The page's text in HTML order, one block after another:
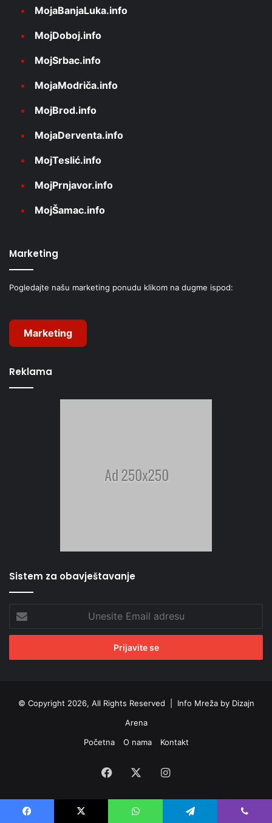
MojaBanjaLuka.info
MojDoboj.info
MojSrbac.info
MojaModriča.info
MojBrod.info
MojaDerventa.info
MojTeslić.info
MojPrnjavor.info
MojŠamac.info
Marketing
Pogledajte našu marketing ponudu klikom na dugme ispod:
Marketing
Reklama
Sistem za obavještavanje
Email
adresu
© Copyright 2026, All Rights Reserved | Info Mreža by Dizajn
Arena
Početna
O nama Kontakt
Facebook Instagram